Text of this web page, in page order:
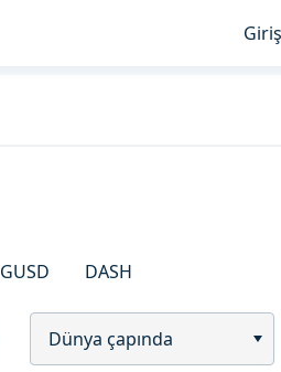
GUSD DASH
Dünya çapında